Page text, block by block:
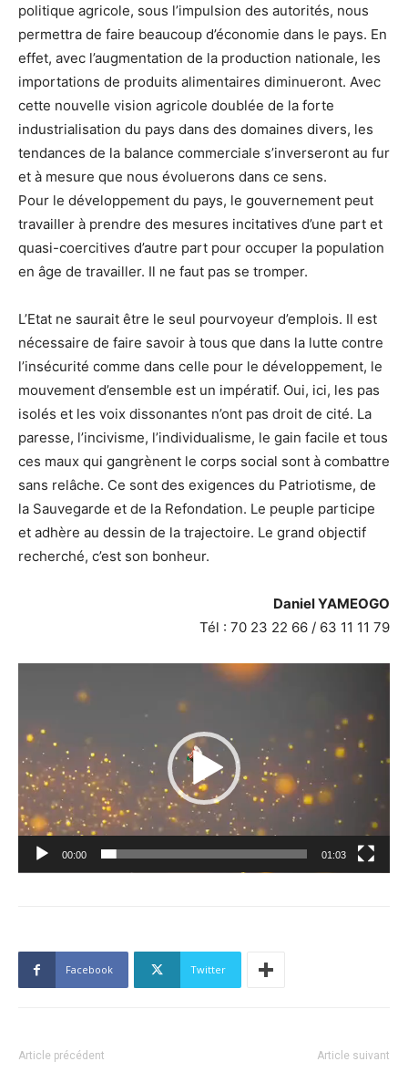
politique agricole, sous l’impulsion des autorités, nous
permettra de faire beaucoup d’économie dans le pays. En
effet, avec l’augmentation de la production nationale, les
importations de produits alimentaires diminueront. Avec
cette nouvelle vision agricole doublée de la forte
industrialisation du pays dans des domaines divers, les
tendances de la balance commerciale s’inverseront au fur
et à mesure que nous évoluerons dans ce sens.
Pour le développement du pays, le gouvernement peut
travailler à prendre des mesures incitatives d’une part et
quasi-coercitives d’autre part pour occuper la population
en âge de travailler. Il ne faut pas se tromper.
L’Etat ne saurait être le seul pourvoyeur d’emplois. Il est
nécessaire de faire savoir à tous que dans la lutte contre
l’insécurité comme dans celle pour le développement, le
mouvement d’ensemble est un impératif. Oui, ici, les pas
isolés et les voix dissonantes n’ont pas droit de cité. La
paresse, l’incivisme, l’individualisme, le gain facile et tous
ces maux qui gangrènent le corps social sont à combattre
sans relâche. Ce sont des exigences du Patriotisme, de
la Sauvegarde et de la Refondation. Le peuple participe
et adhère au dessin de la trajectoire. Le grand objectif
recherché, c’est son bonheur.
Daniel YAMEOGO
Tél : 70 23 22 66 / 63 11 11 79
Lecteur
00:00 01:03
Facebook Twitter
Article précédent Article suivant